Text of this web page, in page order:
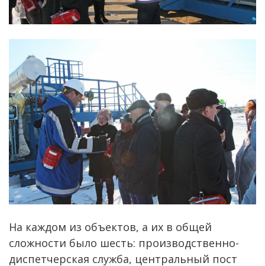
На каждом из объектов, а их в общей
сложности было шесть: производственно-
диспетчерская служба, центральный пост